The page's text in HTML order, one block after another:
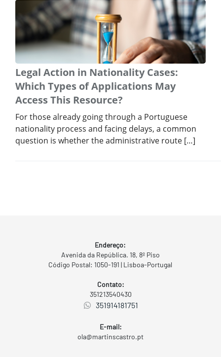
Legal Action in Nationality Cases:
Which Types of Applications May
Access This Resource?
For those already going through a Portuguese
nationality process and facing delays, a common
question is whether the administrative route […]
Endereço:
Avenida da República. 18, 8º Piso
Código Postal: 1050-191 | Lisboa-Portugal
Contato:
351213540430
351914181751
E-mail:
ola@martinscastro.pt